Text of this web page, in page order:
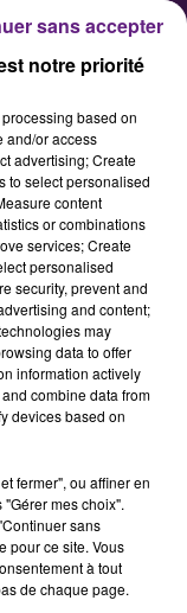
jeudi sur
de
des
en
notre priorité
based on
and/or access
advertising; Create
to select personalised
content
or combinations
services; Create
personalised
security, prevent and
and content;
may
data to offer
information actively
combine data from
devices based on
fermer", ou affiner en
mes choix".
sans
pour ce site. Vous
à tout
de chaque page.
sans accepter